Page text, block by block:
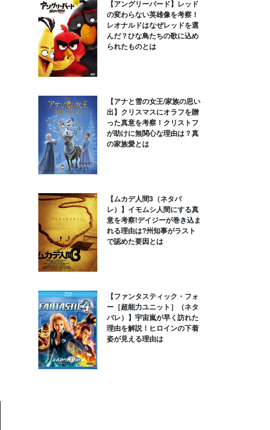
【アングリーバード】レッド
の変わらない英雄像を考察！
レオナルドはなぜレッドを選
んだ？ひな鳥たちの歌に込め
られたものとは
【アナと雪の女王/家族の思い
出】クリスマスにオラフを贈
った真意を考察！クリストフ
が助けに無関心な理由は？真
の家族愛とは
【ムカデ人間3（ネタバ
レ）】イモムシ人間にする真
意を考察!デイジーが巻き込ま
れる理由は?州知事がラスト
で認めた要因とは
【ファンタスティック・フォ
ー［超能力ユニット］（ネタ
バレ）】宇宙嵐が早く訪れた
理由を解説！ヒロインの下着
姿が見える理由は